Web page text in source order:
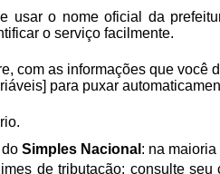
usar o nome oficial da
o serviço facilmente.
com as informações que você
para puxar
Simples Nacional : na
de tributação: consulte seu